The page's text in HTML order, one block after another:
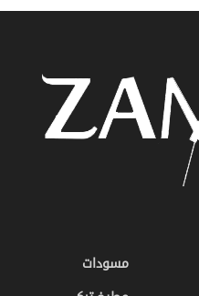
مسودات